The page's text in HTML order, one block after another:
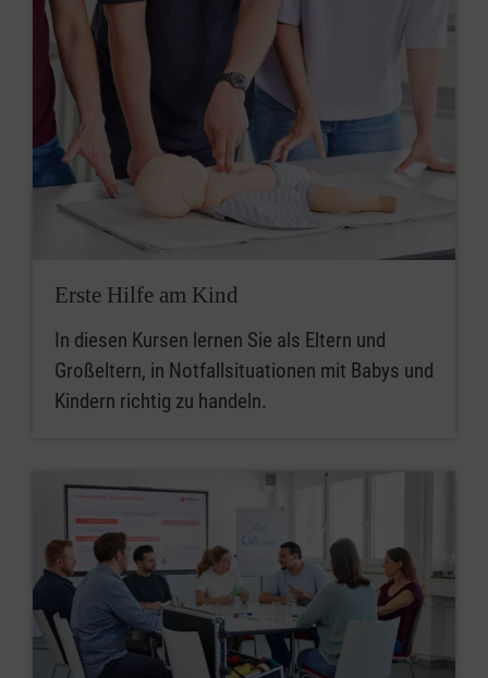
Erste Hilfe am Kind
In diesen Kursen lernen Sie als Eltern und
Großeltern, in Notfallsituationen mit Babys und
Kindern richtig zu handeln.